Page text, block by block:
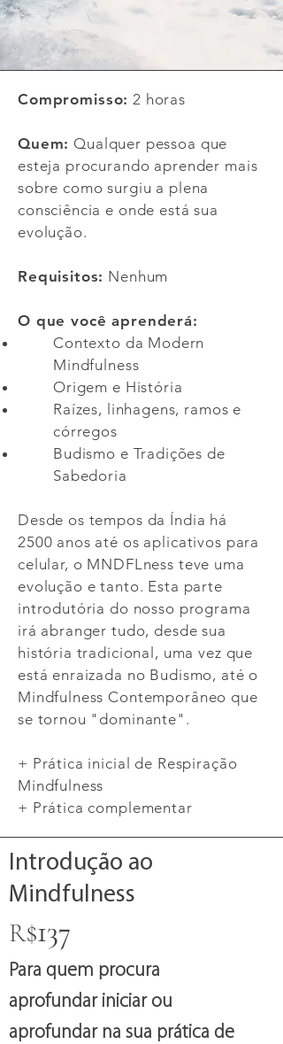
Compromisso: 2 horas
Quem: Qualquer pessoa que
esteja procurando aprender mais
sobre como surgiu a plena
consciência e onde está sua
evolução.
Requisitos: Nenhum
O que você aprenderá:
Contexto da Modern
Mindfulness
Origem e História
Raízes, linhagens, ramos e
córregos
Budismo e Tradições de
Sabedoria
Desde os tempos da Índia há
2500 anos até os aplicativos para
celular, o MNDFLness teve uma
evolução e tanto. Esta parte
introdutória do nosso programa
irá abranger tudo, desde sua
história tradicional, uma vez que
está enraizada no Budismo, até o
Mindfulness Contemporâneo que
se tornou "dominante".
+ Prática inicial de Respiração
Mindfulness
+ Prática complementar
Introdução ao
Mindfulness
R$137
Para quem procura
aprofundar iniciar ou
aprofundar na sua prática de